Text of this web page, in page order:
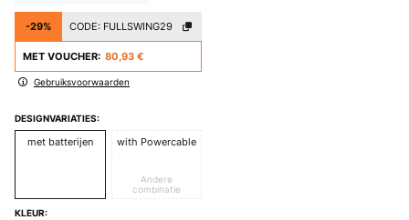
-29% CODE: FULLSWING29
MET VOUCHER: 80,93 €
Gebruiksvoorwaarden
DESIGNVARIATIES:
met batterijen with Powercable
Andere
combinatie
KLEUR: